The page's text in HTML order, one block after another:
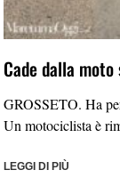
Cade dalla
GROSSETO. Ha
Un motociclista è
LEGGI DI PIÙ